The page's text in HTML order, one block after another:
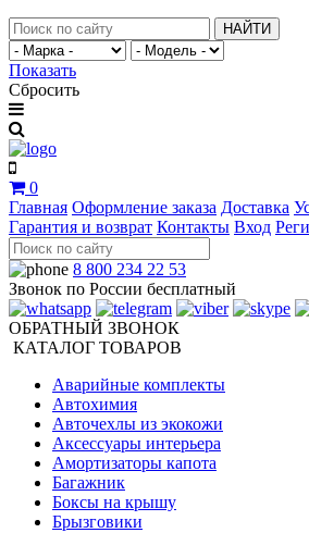
НАЙТИ
Показать
Сбросить
0
Главная Оформление заказа Доставка
Гарантия и возврат Контакты Вход
8 800 234 22 53
Звонок по России бесплатный
ОБРАТНЫЙ ЗВОНОК
КАТАЛОГ ТОВАРОВ
Аварийные комплекты
Автохимия
Авточехлы из экокожи
Аксессуары интерьера
Амортизаторы капота
Багажник
Боксы на крышу
Брызговики